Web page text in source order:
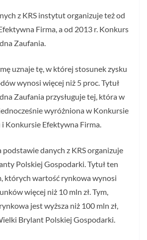
z KRS instytut organizuje też od
Firma, a od 2013 r. Konkurs
Zaufania.
uznaje tę, w której stosunek zysku
wynosi więcej niż 5 proc. Tytuł
Zaufania przysługuje tej, która w
wyróżniona w Konkursie
Konkursie Efektywna Firma.
podstawie danych z KRS organizuje
Polskiej Gospodarki. Tytuł ten
których wartość rynkowa wynosi
więcej niż 10 mln zł. Tym,
jest wyższa niż 100 mln zł,
Brylant Polskiej Gospodarki.